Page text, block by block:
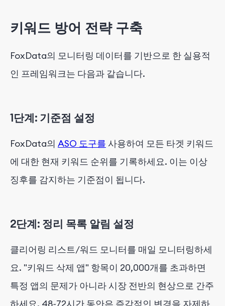
키워드 방어 전략 구축
FoxData의 모니터링 데이터를 기반으로 한 실용적
인 프레임워크는 다음과 같습니다.
1단계: 기준점 설정
FoxData의 ASO 도구를 사용하여 모든 타겟 키워드
에 대한 현재 키워드 순위를 기록하세요. 이는 이상
징후를 감지하는 기준점이 됩니다.
2단계: 정리 목록 알림 설정
클리어링 리스트/워드 모니터를 매일 모니터링하세
요. "키워드 삭제 앱" 항목이 20,000개를 초과하면
특정 앱의 문제가 아니라 시장 전반의 현상으로 간주